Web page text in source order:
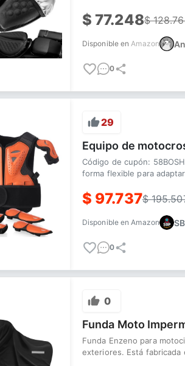
$77.248$
Disponible en Amazon
0
29
Equipo de
Código de cupón:
forma flexible para
$ 97.737$
Disponible en Amazon
0
0
Funda Moto
Funda Enzeno para
exteriores. Está